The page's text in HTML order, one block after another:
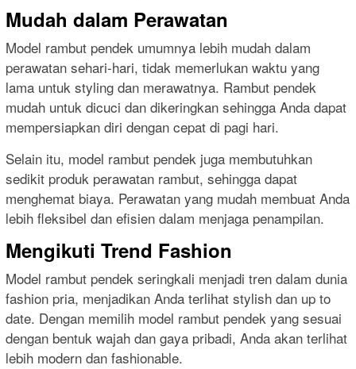
Mudah dalam Perawatan
Model rambut pendek umumnya lebih mudah dalam
perawatan sehari-hari, tidak memerlukan waktu yang
lama untuk styling dan merawatnya. Rambut pendek
mudah untuk dicuci dan dikeringkan sehingga Anda dapat
mempersiapkan diri dengan cepat di pagi hari.
Selain itu, model rambut pendek juga membutuhkan
sedikit produk perawatan rambut, sehingga dapat
menghemat biaya. Perawatan yang mudah membuat Anda
lebih fleksibel dan efisien dalam menjaga penampilan.
Mengikuti Trend Fashion
Model rambut pendek seringkali menjadi tren dalam dunia
fashion pria, menjadikan Anda terlihat stylish dan up to
date. Dengan memilih model rambut pendek yang sesuai
dengan bentuk wajah dan gaya pribadi, Anda akan terlihat
lebih modern dan fashionable.